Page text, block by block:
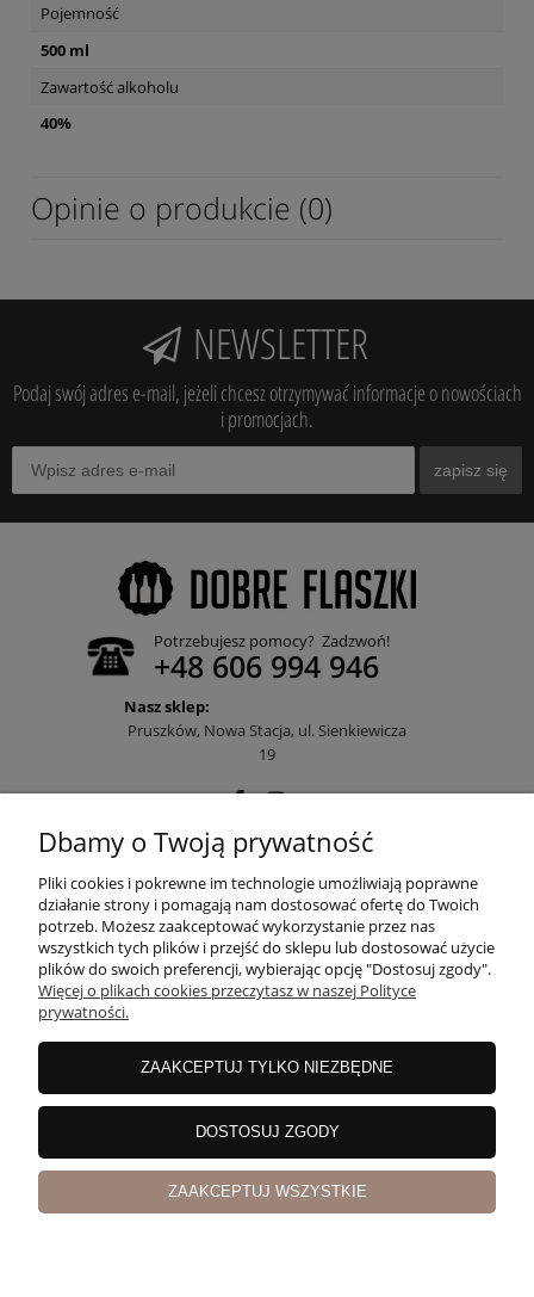
Pojemność
500 ml
Zawartość alkoholu
40%
Opinie o produkcie (0)
NEWSLETTER
Podaj swój adres e-mail, jeżeli chcesz otrzymywać informacje o nowościach
i promocjach.
zapisz się
Potrzebujesz pomocy? Zadzwoń!
+48 606 994 946
Nasz sklep:
Pruszków, Nowa Stacja, ul. Sienkiewicza
19
POMOC
MOJE KONTO
PŁATNOŚCI I DOSTAWA
INFORMACJE
O NAS
Dbamy o Twoją prywatność
Pliki cookies i pokrewne im technologie umożliwiają poprawne
działanie strony i pomagają nam dostosować ofertę do Twoich
potrzeb. Możesz zaakceptować wykorzystanie przez nas
wszystkich tych plików i przejść do sklepu lub dostosować użycie
plików do swoich preferencji, wybierając opcję "Dostosuj zgody".
Więcej o plikach cookies przeczytasz w naszej Polityce
prywatności.
ZAAKCEPTUJ TYLKO NIEZBĘDNE
DOSTOSUJ ZGODY
ZAAKCEPTUJ WSZYSTKIE